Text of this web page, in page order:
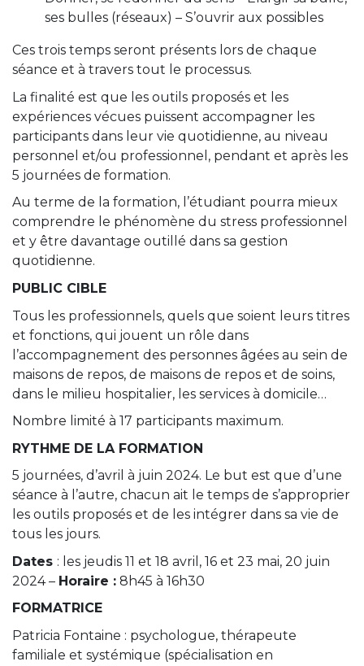
ses bulles (réseaux) – S’ouvrir aux possibles
Ces trois temps seront présents lors de chaque
séance et à travers tout le processus.
La finalité est que les outils proposés et les
expériences vécues puissent accompagner les
participants dans leur vie quotidienne, au niveau
personnel et/ou professionnel, pendant et après les
5 journées de formation.
Au terme de la formation, l’étudiant pourra mieux
comprendre le phénomène du stress professionnel
et y être davantage outillé dans sa gestion
quotidienne.
PUBLIC CIBLE
Tous les professionnels, quels que soient leurs titres
et fonctions, qui jouent un rôle dans
l’accompagnement des personnes âgées au sein de
maisons de repos, de maisons de repos et de soins,
dans le milieu hospitalier, les services à domicile…
Nombre limité à 17 participants maximum.
RYTHME DE LA FORMATION
5 journées, d’avril à juin 2024. Le but est que d’une
séance à l’autre, chacun ait le temps de s’approprier
les outils proposés et de les intégrer dans sa vie de
tous les jours.
Dates : les jeudis 11 et 18 avril, 16 et 23 mai, 20 juin
2024 – Horaire : 8h45 à 16h30
FORMATRICE
Patricia Fontaine : psychologue, thérapeute
familiale et systémique (spécialisation en